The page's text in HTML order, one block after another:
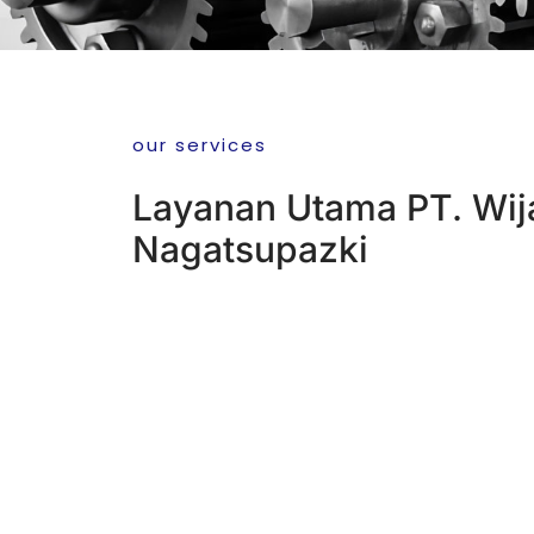
our services
Layanan Utama PT.
Nagatsupazki